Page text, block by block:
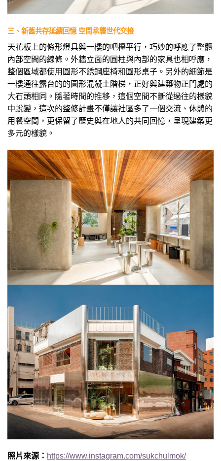
三、新舊共存延續回憶 空間承襲世代交接
天花板上的條形燈具與一樓的吧檯平行，巧妙的呼應了整體
內部空間的線條。外牆立面的圓柱與內部的家具也相呼應，
整個區域都使用圓形不銹鋼座椅和圓形桌子。另外的細節是
一樓通往露台的的圓形混凝土階梯，正好與建築物正門處的
大石頭相同。隨著時間的推移，這個空間不斷從過往的樣貌
中蛻變，這次的整修計畫不僅讓社區多了一個交流、休憩的
用餐空間，更保留了歷史與在地人的共同回憶，呈現建築更
多元的樣貌。
照片來源： https://www.instagram.com/sukchulmok/